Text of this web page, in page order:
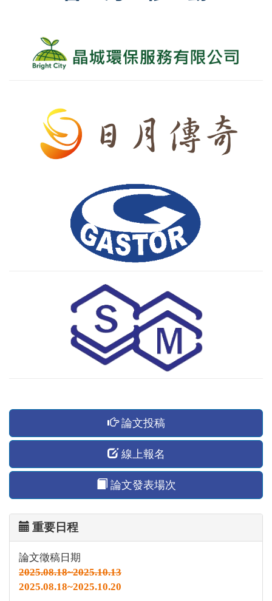
論文投稿
線上報名
論文發表場次
重要日程
論文徵稿日期
2025.08.18~2025.10.13
2025.08.18~2025.10.20